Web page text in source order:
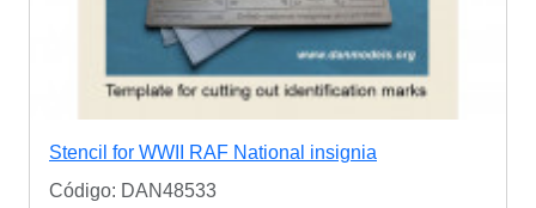
Stencil for WWII RAF National insignia
Código: DAN48533